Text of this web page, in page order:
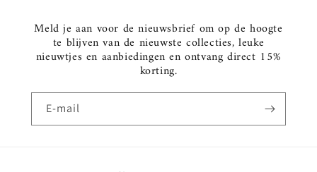
Meld je aan voor de nieuwsbrief om op de hoogte
te blijven van de nieuwste collecties, leuke
nieuwtjes en aanbiedingen en ontvang direct 15%
korting.
E‑mail